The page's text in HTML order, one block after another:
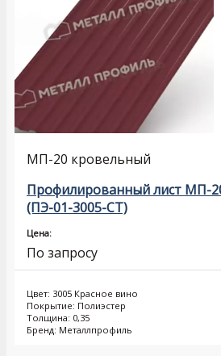
МП-20 кровельный
Профилированный лист МП-
(ПЭ-01-3005-СТ)
Цена:
По запросу
Цвет: 3005 Красное вино
Покрытие: Полиэстер
Толщина: 0,35
Бренд: Металлпрофиль